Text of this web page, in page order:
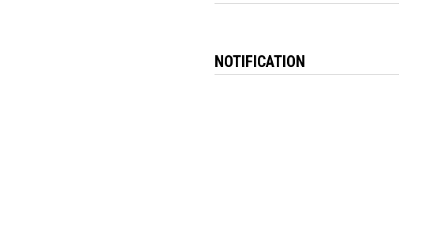
NOTIFICATION